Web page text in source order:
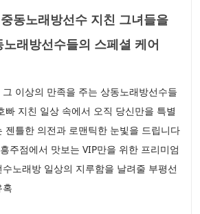
동노래방선수 지친 그녀들을
래방선수들의 스페셜 케어
이상의 만족을 주는 상동노래방선수들
빠 지친 일상 속에서 오직 당신만을 특별
젠틀한 의전과 로맨틱한 눈빛을 드립니다
주점에서 맛보는 VIP만을 위한 프리미엄
노래방 일상의 지루함을 날려줄 부평선
혹